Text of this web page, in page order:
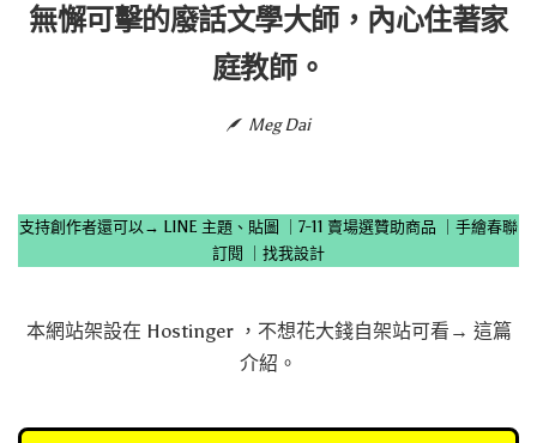
無懈可擊的廢話文學大師，內心住著家
庭教師。
Meg Dai
支持創作者還可以→ LINE 主題、貼圖 7-11 賣場選贊助商品
手繪春聯
訂閱
找我設計
本網站架設在 Hostinger，不想花大錢自架站可看→ 這篇
介紹 。